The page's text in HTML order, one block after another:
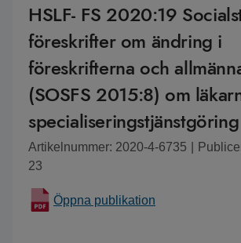
HSLF- FS 2020:19
föreskrifter om ändring i
föreskrifterna och
(SOSFS 2015:8) om
specialiseringstjänstgöring
Artikelnummer: 2020-4-6735
23
Öppna publikation